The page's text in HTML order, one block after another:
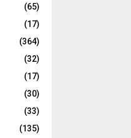
(65)
(17)
(364)
(32)
(17)
(30)
(33)
(135)